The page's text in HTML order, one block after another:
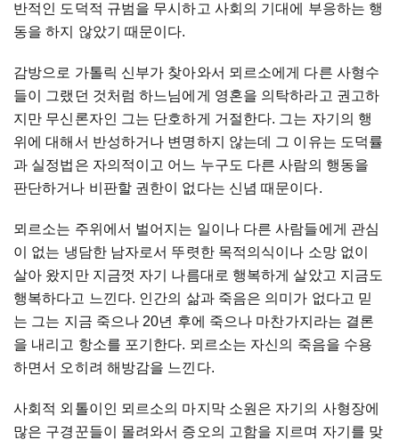
반적인 도덕적 규범을 무시하고 사회의 기대에 부응하는 행
동을 하지 않았기 때문이다.
감방으로 가톨릭 신부가 찾아와서 뫼르소에게 다른 사형수
들이 그랬던 것처럼 하느님에게 영혼을 의탁하라고 권고하
지만 무신론자인 그는 단호하게 거절한다. 그는 자기의 행
위에 대해서 반성하거나 변명하지 않는데 그 이유는 도덕률
과 실정법은 자의적이고 어느 누구도 다른 사람의 행동을
판단하거나 비판할 권한이 없다는 신념 때문이다.
뫼르소는 주위에서 벌어지는 일이나 다른 사람들에게 관심
이 없는 냉담한 남자로서 뚜렷한 목적의식이나 소망 없이
살아 왔지만 지금껏 자기 나름대로 행복하게 살았고 지금도
행복하다고 느낀다. 인간의 삶과 죽음은 의미가 없다고 믿
는 그는 지금 죽으나 20년 후에 죽으나 마찬가지라는 결론
을 내리고 항소를 포기한다. 뫼르소는 자신의 죽음을 수용
하면서 오히려 해방감을 느낀다.
사회적 외톨이인 뫼르소의 마지막 소원은 자기의 사형장에
많은 구경꾼들이 몰려와서 증오의 고함을 지르며 자기를 맞